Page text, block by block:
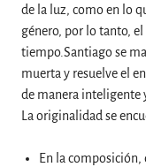
de la luz, como en lo
género, por lo tanto,
tiempo.Santiago se
muerta y resuelve el
de manera inteligente
La originalidad se
En la